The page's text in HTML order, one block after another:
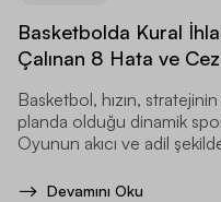
Basketbolda Kural
Çalınan 8 Hata ve
Basketbol, hızın,
planda olduğu dinamik
Oyunun akıcı ve adil
Devamını Oku